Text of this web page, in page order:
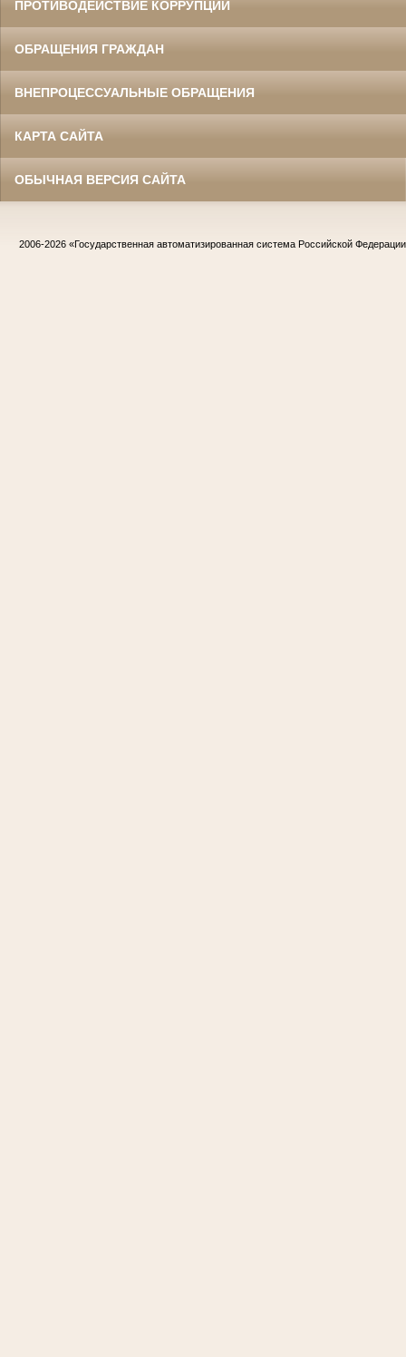
ПРОТИВОДЕЙСТВИЕ КОРРУПЦИИ
ОБРАЩЕНИЯ ГРАЖДАН
ВНЕПРОЦЕССУАЛЬНЫЕ ОБРАЩЕНИЯ
КАРТА САЙТА
ОБЫЧНАЯ ВЕРСИЯ САЙТА
2006-2026 «Государственная автоматизированная система Российской